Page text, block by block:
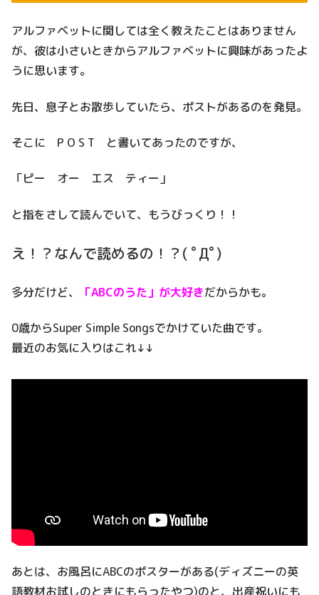
アルファベットに関しては全く教えたことはありません
が、彼は小さいときからアルファベットに興味があったよ
うに思います。
先日、息子とお散歩していたら、ポストがあるのを発見。
そこに P O S T と書いてあったのですが、
「ピー オー エス ティー」
と指をさして読んでいて、もうびっくり！！
え！？なんで読めるの！？( ﾟДﾟ)
多分だけど、 「ABCのうた」が大好きだからかも。
0歳からSuper Simple Songsでかけていた曲です。
最近のお気に入りはこれ↓↓
あとは、お風呂にABCのポスターがある(ディズニーの英
語教材お試しのときにもらったやつ)のと、出産祝いにも